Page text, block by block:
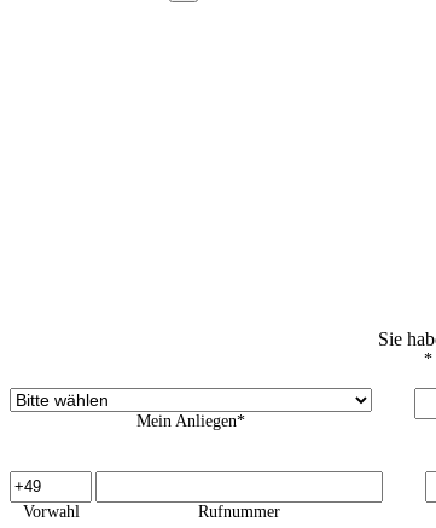
Sie
*
Mein Anliegen*
Vorwahl Rufnummer